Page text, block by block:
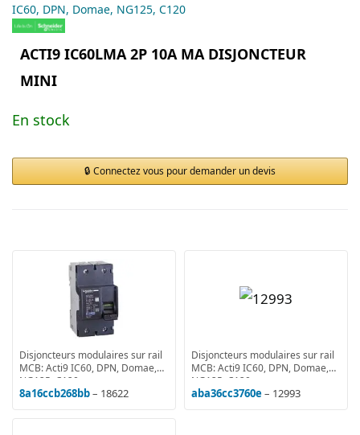
IC60, DPN, Domae, NG125, C120
ACTI9 IC60LMA 2P 10A MA DISJONCTEUR
MINI
En stock
Connectez vous pour demander un devis
Disjoncteurs modulaires sur rail
MCB: Acti9 IC60, DPN, Domae,
NG125, C120
8a16ccb268bb– 18622
Disjoncteurs modulaires sur rail
MCB: Acti9 IC60, DPN, Domae,
NG125, C120
aba36cc3760e– 12993